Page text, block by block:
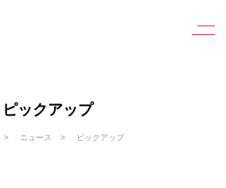
ピックアップ
ニュース ピックアップ